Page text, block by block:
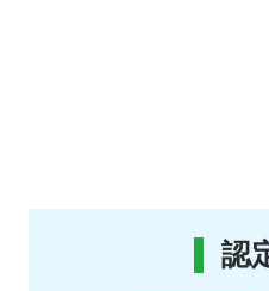
認